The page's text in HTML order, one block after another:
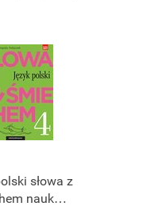
słowa z
nauka o